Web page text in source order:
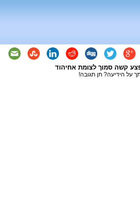
קשה סמוך לצומת אחיהוד
על הידיעה? תן תגובה!